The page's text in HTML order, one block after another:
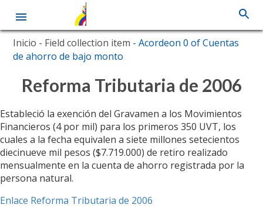
Pasar
contenido
Inicio - Field collection item - Acordeon 0 of Cuentas
de ahorro de bajo monto
Reforma Tributaria de 2006
Estableció la exención del Gravamen a los Movimientos
Financieros (4 por mil) para los primeros 350 UVT, los
cuales a la fecha equivalen a siete millones setecientos
diecinueve mil pesos ($7.719.000) de retiro realizado
mensualmente en la cuenta de ahorro registrada por la
persona natural.
Enlace Reforma Tributaria de 2006